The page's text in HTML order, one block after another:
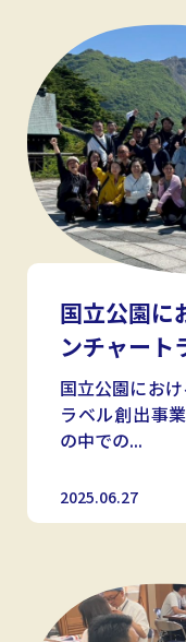
国立公園に
ンチャート
国立公園にお
ラベル創出事
の中での...
2025.06.27